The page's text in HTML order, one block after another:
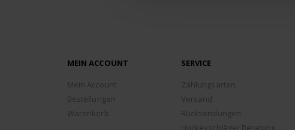
MEIN ACCOUNT
Mein Account
Bestellungen
Warenkorb
SERVICE
Zahlungsarten
Versand
Rücksendungen
Hockeyschläger Beratung